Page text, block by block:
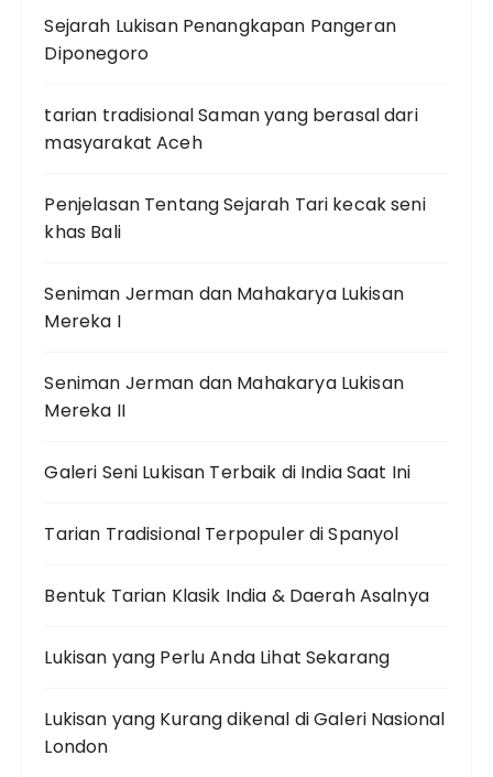
Sejarah Lukisan Penangkapan Pangeran
Diponegoro
tarian tradisional Saman yang berasal dari
masyarakat Aceh
Penjelasan Tentang Sejarah Tari kecak seni
khas Bali
Seniman Jerman dan Mahakarya Lukisan
Mereka I
Seniman Jerman dan Mahakarya Lukisan
Mereka II
Galeri Seni Lukisan Terbaik di India Saat Ini
Tarian Tradisional Terpopuler di Spanyol
Bentuk Tarian Klasik India & Daerah Asalnya
Lukisan yang Perlu Anda Lihat Sekarang
Lukisan yang Kurang dikenal di Galeri Nasional
London